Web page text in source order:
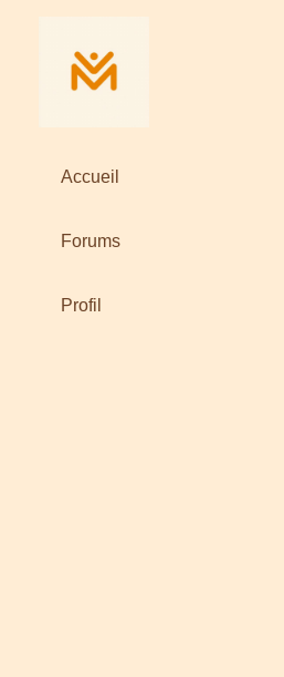
Accueil
Forums
Profil